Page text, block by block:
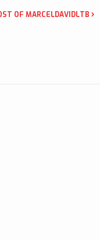
OF MARCELDAVIDLTB